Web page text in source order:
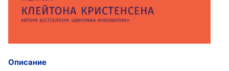
Описание